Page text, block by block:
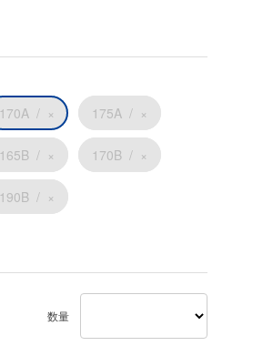
170A × 175A ×
165B × 170B ×
190B ×
数量